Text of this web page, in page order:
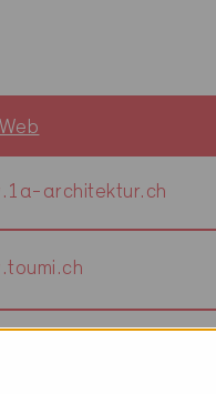
architektur.ch